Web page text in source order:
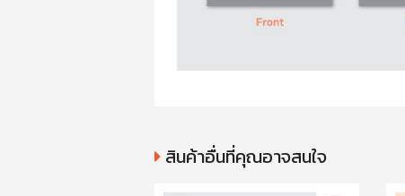
สินค้าอื่นที่คุณอาจสนใจ